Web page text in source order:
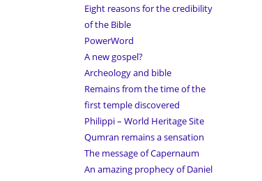
Eight reasons for the credibility
of the Bible
PowerWord
A new gospel?
Archeology and bible
Remains from the time of the
first temple discovered
Philippi – World Heritage Site
Qumran remains a sensation
The message of Capernaum
An amazing prophecy of Daniel